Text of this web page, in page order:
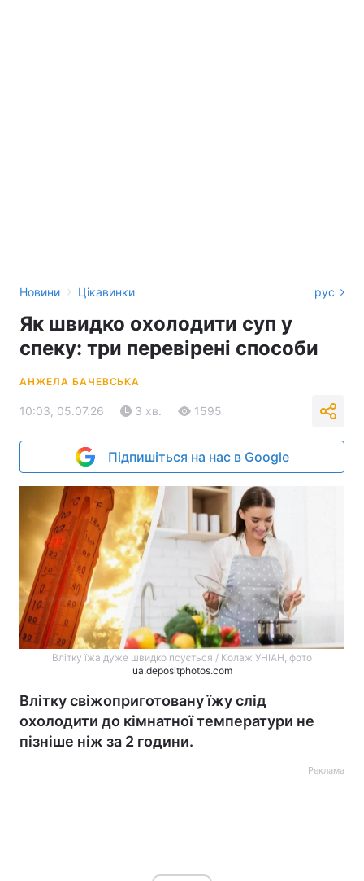
Новини › Цікавинки рус
Як швидко охолодити суп у
спеку: три перевірені способи
АНЖЕЛА БАЧЕВСЬКА
10:03, 05.07.26 3 хв. 1595
Підпишіться на нас в Google
Влітку їжа дуже швидко псується / Колаж УНІАН, фото
ua.depositphotos.com
Влітку свіжоприготовану їжу слід
охолодити до кімнатної температури не
пізніше ніж за 2 години.
Реклама